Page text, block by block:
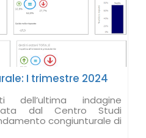
I trimestre 2024
indagine
dal Centro Studi
congiunturale di